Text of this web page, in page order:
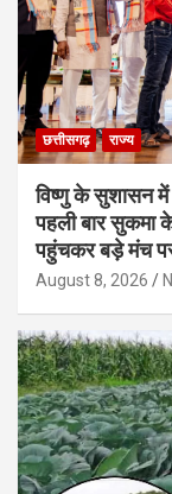
छत्तीसगढ़ राज्य
विष्णु के सुशासन में
पहली बार सुकमा
पहुंचकर बड़े मंच पर
August 8, 2026